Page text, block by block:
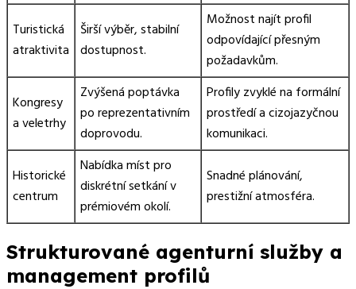
Turistická
atraktivita
Širší výběr, stabilní
dostupnost.
Možnost najít profil
odpovídající přesným
požadavkům.
Kongresy
a veletrhy
Zvýšená poptávka
po reprezentativním
doprovodu.
Profily zvyklé na formální
prostředí a cizojazyčnou
komunikaci.
Historické
centrum
Nabídka míst pro
diskrétní setkání v
prémiovém okolí.
Snadné plánování,
prestižní atmosféra.
Strukturované agenturní služby a
management profilů